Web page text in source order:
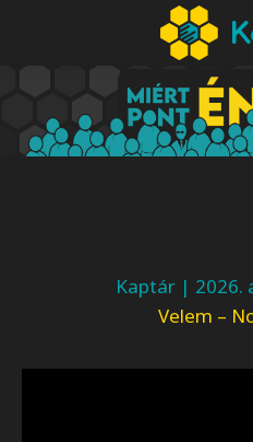
Kaptár | 2026.
Velem –